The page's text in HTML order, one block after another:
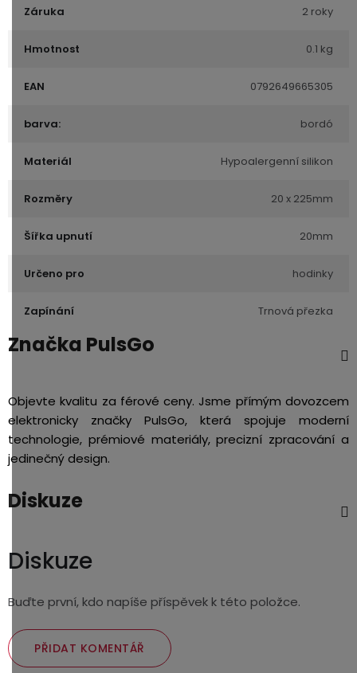
Záruka 2 roky
Hmotnost 0.1 kg
EAN 0792649665305
barva: bordó
Materiál Hypoalergenní silikon
Rozměry 20 x 225mm
Šířka upnutí 20mm
Určeno pro hodinky
Zapínání Trnová přezka
Značka PulsGo
Objevte kvalitu za férové ceny. Jsme přímým dovozcem
elektronicky značky PulsGo, která spojuje moderní
technologie, prémiové materiály, precizní zpracování a
jedinečný design.
Diskuze
Diskuze
Buďte první, kdo napíše příspěvek k této položce.
PŘIDAT KOMENTÁŘ